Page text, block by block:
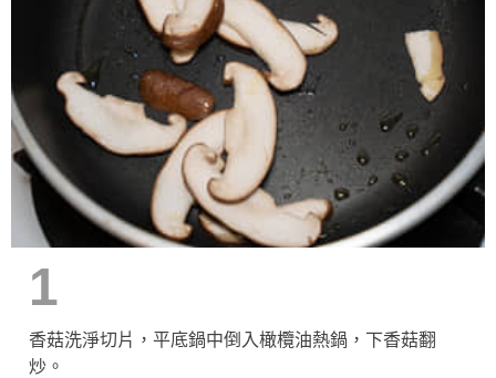
1
香菇洗淨切片，平底鍋中倒入橄欖油熱鍋，下香菇翻
炒。